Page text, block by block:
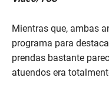
s
c
o
n
d
s
o
f
Mientras que, ambas
programa para
prendas bastante
atuendos era